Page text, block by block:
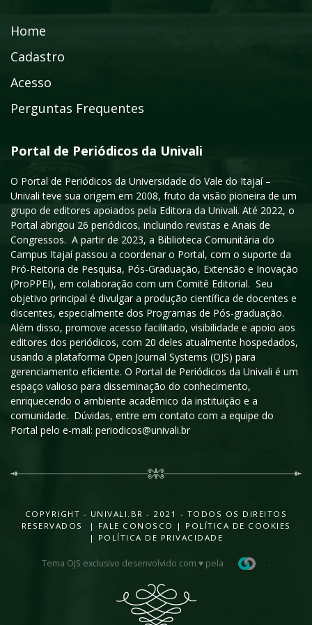
Home
Cadastro
Acesso
Perguntas Frequentes
Portal de Periódicos da Univali
O Portal de Periódicos da Universidade do Vale do Itajaí –
Univali teve sua origem em 2008, fruto da visão pioneira de um
grupo de editores apoiados pela Editora da Univali. Até 2022, o
Portal abrigou 26 periódicos, incluindo revistas e Anais de
Congressos. A partir de 2023, a Biblioteca Comunitária do
Campus Itajaí passou a coordenar o Portal, com o suporte da
Pró-Reitoria de Pesquisa, Pós-Graduação, Extensão e Inovação
(ProPPEI), em colaboração com um Comitê Editorial. Seu
objetivo principal é divulgar a produção científica de docentes e
discentes, especialmente dos Programas de Pós-graduação.
Além disso, promove acesso facilitado, visibilidade e apoio aos
editores dos periódicos, com 20 deles atualmente hospedados,
usando a plataforma Open Journal Systems (OJS) para
gerenciamento eficiente. O Portal de Periódicos da Univali é um
espaço valioso para disseminação do conhecimento,
enriquecendo o ambiente acadêmico da instituição e a
comunidade. Dúvidas, entre em contato com a equipe do
Portal pelo e-mail: periodicos@univali.br
COPYRIGHT - UNIVALI.BR - 2021 - TODOS OS DIREITOS
RESERVADOS |
FALE CONOSCO | POLÍTICA DE COOKIES
| POLÍTICA DE PRIVACIDADE
Tema OJS exclusivo desenvolvido com ♥ pela .